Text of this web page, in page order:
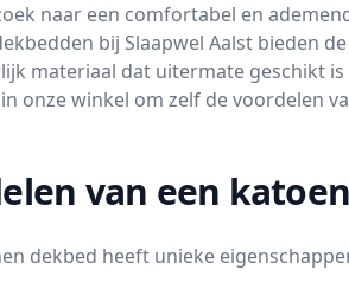
naar een comfortabel en
bij Slaapwel Aalst bieden
materiaal dat uitermate geschikt
onze winkel om zelf de voordelen
van een
dekbed heeft unieke